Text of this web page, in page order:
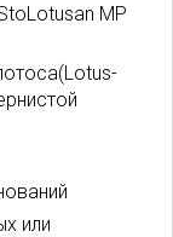
MP
или